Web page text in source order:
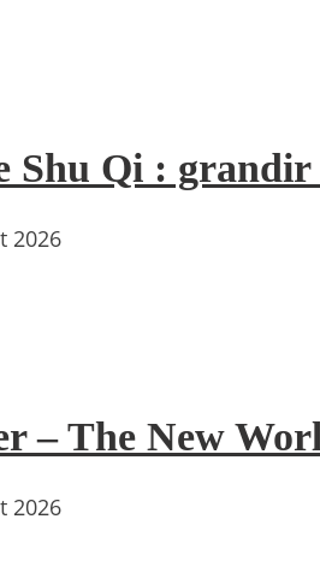
Shu Qi : grandir
2026
– The New
2026